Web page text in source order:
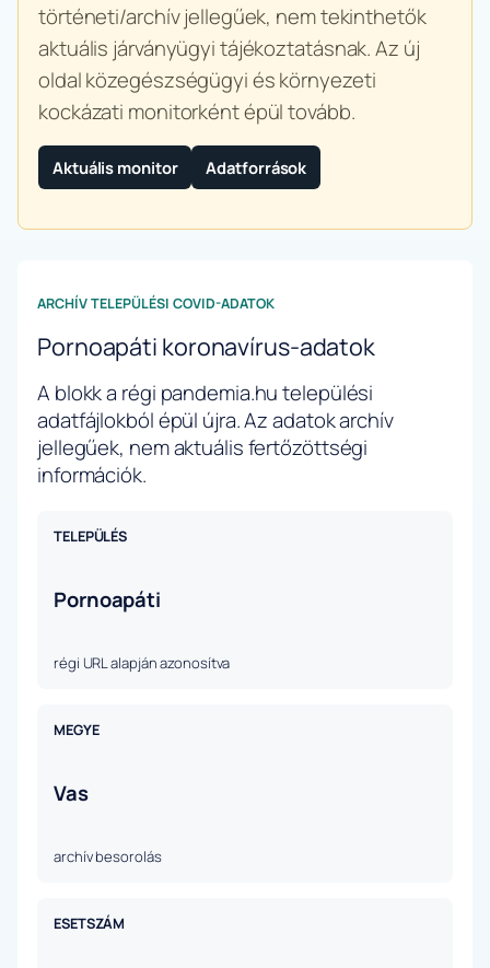
történeti/archív jellegűek, nem tekinthetők
aktuális járványügyi tájékoztatásnak. Az új
oldal közegészségügyi és környezeti
kockázati monitorként épül tovább.
Aktuális monitor Adatforrások
ARCHÍV TELEPÜLÉSI COVID-ADATOK
Pornoapáti koronavírus-adatok
A blokk a régi pandemia.hu települési
adatfájlokból épül újra. Az adatok archív
jellegűek, nem aktuális fertőzöttségi
információk.
TELEPÜLÉS
Pornoapáti
régi URL alapján azonosítva
MEGYE
Vas
archív besorolás
ESETSZÁM